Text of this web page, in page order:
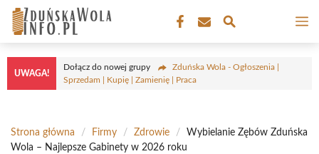
Przejdź
treści
UWAGA!
Dołącz do nowej grupy
Zduńska Wola - Ogłoszenia |
Sprzedam | Kupię | Zamienię | Praca
Strona główna / Firmy / Zdrowie /
Wybielanie Zębów Zduńska
Wola – Najlepsze Gabinety w 2026 roku